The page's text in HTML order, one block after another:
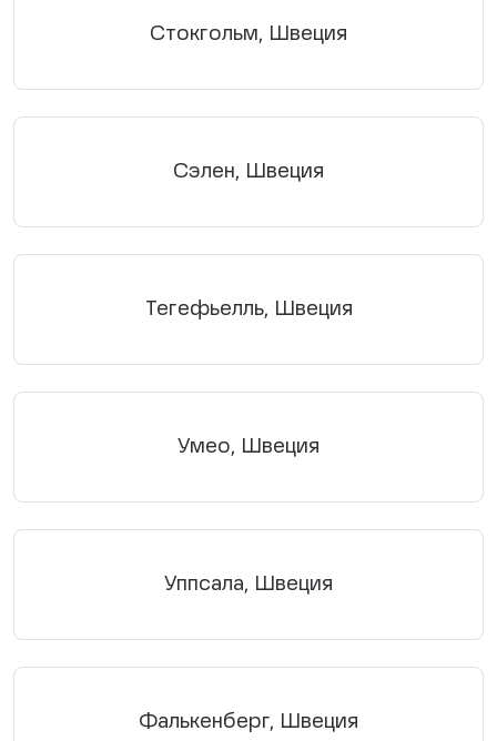
Стокгольм, Швеция
Сэлен, Швеция
Тегефьелль, Швеция
Умео, Швеция
Уппсала, Швеция
Фалькенберг, Швеция